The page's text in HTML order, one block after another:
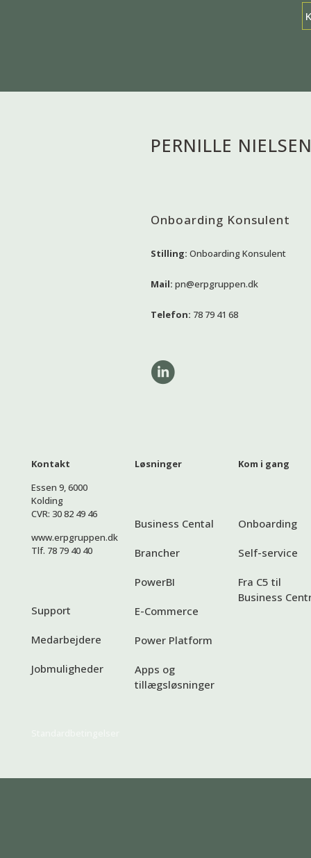
PERNILLE
Onboarding Konsulent
Stilling: Onboarding Konsulent
Mail: pn@erpgruppen.dk
Telefon: 78 79 41 68
Kontakt
Essen 9, 6000
Kolding
CVR: 30 82 49 46
www.erpgruppen.dk
Tlf. 78 79 40 40
Support
Medarbejdere
Jobmuligheder
Løsninger
Business Cental
Brancher
PowerBI
E-Commerce
Power Platform
Apps og
tillægsløsninger
Kom i gang
Onboarding
Self-service
Fra C5 til
Business